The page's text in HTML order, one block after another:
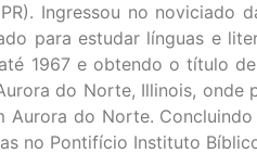
Ingressou no noviciado
para estudar línguas e
1967 e obtendo o título
do Norte, Illinois, onde
Aurora do Norte.
no Pontifício Instituto